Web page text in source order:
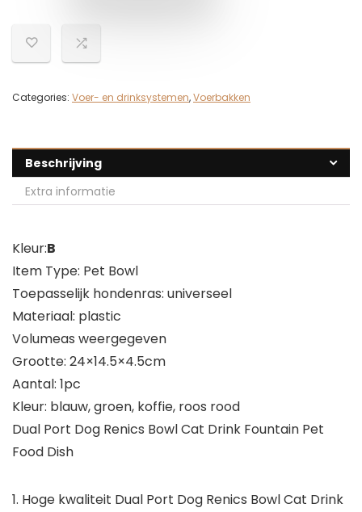
Categories: Voer- en drinksystemen,Voerbakken
Beschrijving
Extra informatie
Kleur:B
Item Type: Pet Bowl
Toepasselijk hondenras: universeel
Materiaal: plastic
Volumeas weergegeven
Grootte: 24×14.5×4.5cm
Aantal: 1pc
Kleur: blauw, groen, koffie, roos rood
Dual Port Dog Renics Bowl Cat Drink Fountain Pet
Food Dish
1. Hoge kwaliteit Dual Port Dog Renics Bowl Cat Drink